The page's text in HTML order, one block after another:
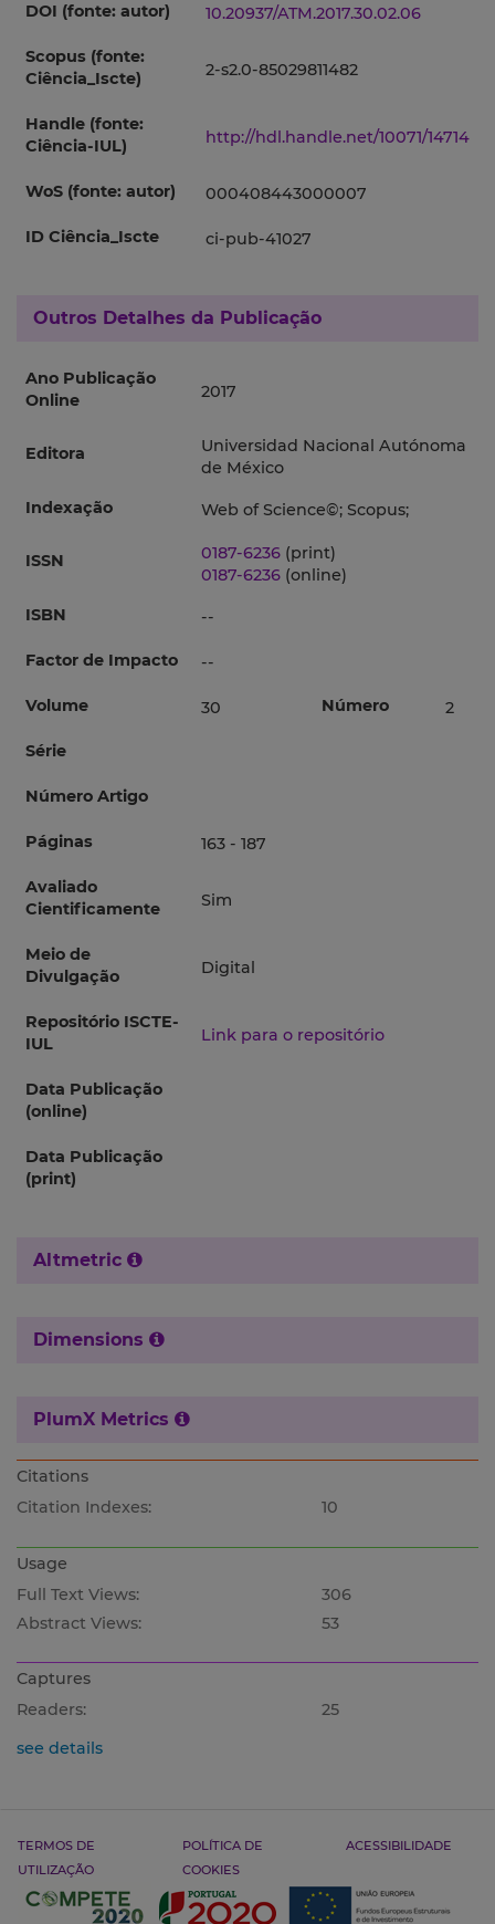
DOI (fonte: autor) 10.20937/ATM.2017.30.02.06
Scopus (fonte:
Ciência_Iscte)
2-s2.0-85029811482
Handle (fonte:
Ciência-IUL)
http://hdl.handle.net/10071/14714
WoS (fonte: autor) 000408443000007
ID Ciência_Iscte ci-pub-41027
Outros Detalhes da Publicação
Ano Publicação
Online
2017
Editora
Universidad Nacional Autónoma
de México
Indexação
Web of Science©; Scopus;
ISSN 0187-6236 (print)
0187-6236 (online)
ISBN
--
Factor de Impacto --
Volume 30 Número 2
Série
Número Artigo
Páginas 163 - 187
Avaliado
Cientificamente
Sim
Meio de
Divulgação
Digital
Repositório ISCTE-
IUL
Link para o repositório
Data Publicação
(online)
Data Publicação
(print)
Altmetric
Dimensions
PlumX Metrics
Citations
Citation Indexes:
10
Usage
Full Text Views:
306
Abstract Views:
53
Captures
Readers:
25
see details
TERMOS DE
UTILIZAÇÃO
POLÍTICA DE
COOKIES
ACESSIBILIDADE